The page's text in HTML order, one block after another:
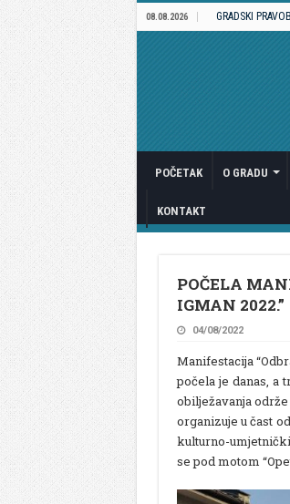
08.08.2026 GRADSKI
POČETAK O GRADU
KONTAKT
POČELA
IGMAN 2022.”
04/08/2022
Manifestacija
počela je danas, a
obilježavanja
organizuje u čast
kulturno-
se pod motom